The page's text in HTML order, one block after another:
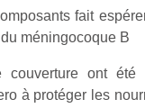
fait
méningocoque B
couverture ont
à protéger les